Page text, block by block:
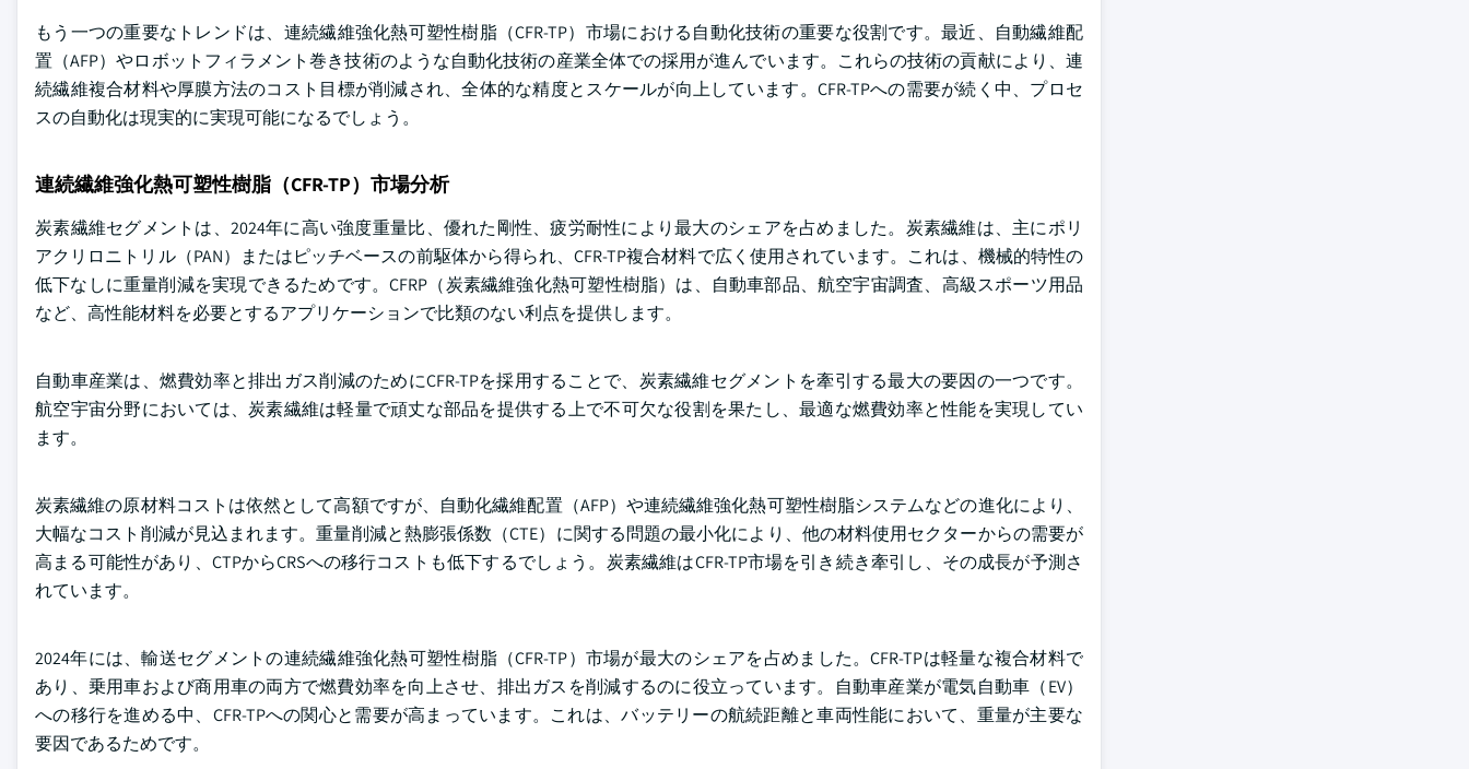
もう一つの重要なトレンドは、連続繊維強化熱可塑性樹脂（CFR-TP）市場における自動化技術の重要な役割です。最近、自動繊維配
置（AFP）やロボットフィラメント巻き技術のような自動化技術の産業全体での採用が進んでいます。これらの技術の貢献により、連
続繊維複合材料や厚膜方法のコスト目標が削減され、全体的な精度とスケールが向上しています。CFR-TPへの需要が続く中、プロセ
スの自動化は現実的に実現可能になるでしょう。
連続繊維強化熱可塑性樹脂（CFR-TP）市場分析
炭素繊維セグメントは、2024年に高い強度重量比、優れた剛性、疲労耐性により最大のシェアを占めました。炭素繊維は、主にポリ
アクリロニトリル（PAN）またはピッチベースの前駆体から得られ、CFR-TP複合材料で広く使用されています。これは、機械的特性の
低下なしに重量削減を実現できるためです。CFRP（炭素繊維強化熱可塑性樹脂）は、自動車部品、航空宇宙調査、高級スポーツ用品
など、高性能材料を必要とするアプリケーションで比類のない利点を提供します。
自動車産業は、燃費効率と排出ガス削減のためにCFR-TPを採用することで、炭素繊維セグメントを牽引する最大の要因の一つです。
航空宇宙分野においては、炭素繊維は軽量で頑丈な部品を提供する上で不可欠な役割を果たし、最適な燃費効率と性能を実現してい
ます。
炭素繊維の原材料コストは依然として高額ですが、自動化繊維配置（AFP）や連続繊維強化熱可塑性樹脂システムなどの進化により、
大幅なコスト削減が見込まれます。重量削減と熱膨張係数（CTE）に関する問題の最小化により、他の材料使用セクターからの需要が
高まる可能性があり、CTPからCRSへの移行コストも低下するでしょう。炭素繊維はCFR-TP市場を引き続き牽引し、その成長が予測さ
れています。
2024年には、輸送セグメントの連続繊維強化熱可塑性樹脂（CFR-TP）市場が最大のシェアを占めました。CFR-TPは軽量な複合材料で
あり、乗用車および商用車の両方で燃費効率を向上させ、排出ガスを削減するのに役立っています。自動車産業が電気自動車（EV）
への移行を進める中、CFR-TPへの関心と需要が高まっています。これは、バッテリーの航続距離と車両性能において、重量が主要な
要因であるためです。